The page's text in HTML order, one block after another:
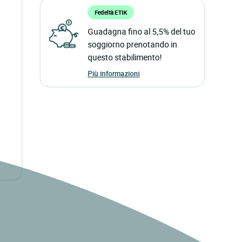
Fedeltà ETIK
Guadagna fino al 5,5% del tuo
soggiorno prenotando in
questo stabilimento!
Più informazioni